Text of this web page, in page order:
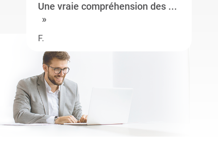
Une vraie compréhension des ...
F.